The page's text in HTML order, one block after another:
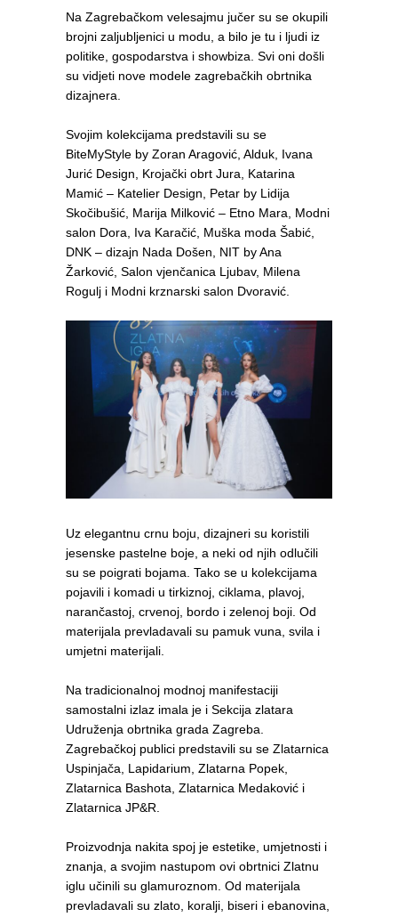
Na Zagrebačkom velesajmu jučer su se okupili
brojni zaljubljenici u modu, a bilo je tu i ljudi iz
politike, gospodarstva i showbiza. Svi oni došli
su vidjeti nove modele zagrebačkih obrtnika
dizajnera.
Svojim kolekcijama predstavili su se
BiteMyStyle by Zoran Aragović, Alduk, Ivana
Jurić Design, Krojački obrt Jura, Katarina
Mamić – Katelier Design, Petar by Lidija
Skočibušić, Marija Milković – Etno Mara, Modni
salon Dora, Iva Karačić, Muška moda Šabić,
DNK – dizajn Nada Došen, NIT by Ana
Žarković, Salon vjenčanica Ljubav, Milena
Rogulj i Modni krznarski salon Dvoravić.
Uz elegantnu crnu boju, dizajneri su koristili
jesenske pastelne boje, a neki od njih odlučili
su se poigrati bojama. Tako se u kolekcijama
pojavili i komadi u tirkiznoj, ciklama, plavoj,
narančastoj, crvenoj, bordo i zelenoj boji. Od
materijala prevladavali su pamuk vuna, svila i
umjetni materijali.
Na tradicionalnoj modnoj manifestaciji
samostalni izlaz imala je i Sekcija zlatara
Udruženja obrtnika grada Zagreba.
Zagrebačkoj publici predstavili su se Zlatarnica
Uspinjača, Lapidarium, Zlatarna Popek,
Zlatarnica Bashota, Zlatarnica Medaković i
Zlatarnica JP&R.
Proizvodnja nakita spoj je estetike, umjetnosti i
znanja, a svojim nastupom ovi obrtnici Zlatnu
iglu učinili su glamuroznom. Od materijala
prevladavali su zlato, koralji, biseri i ebanovina,